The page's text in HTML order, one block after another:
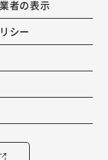
者の表示
シー